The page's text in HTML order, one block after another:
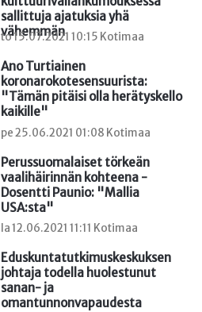
sallittuja ajatuksia yhä
vähemmän
to 15.07.2021 10:15 Kotimaa
Ano Turtiainen
koronarokotesensuurista:
"Tämän pitäisi olla herätyskello
kaikille"
pe 25.06.2021 01:08 Kotimaa
Perussuomalaiset törkeän
vaalihäirinnän kohteena -
Dosentti Paunio: "Mallia
USA:sta"
la 12.06.2021 11:11 Kotimaa
Eduskuntatutkimuskeskuksen
johtaja todella huolestunut
sanan- ja
omantunnonvapaudesta